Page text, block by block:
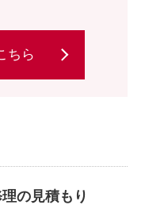
ちら
の見積もり